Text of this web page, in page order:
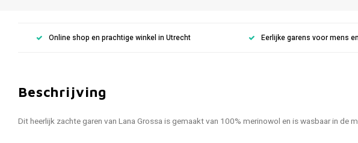
Online shop en prachtige winkel in Utrecht Eerlijke garens voor mens
Beschrijving
Dit heerlijk zachte garen van Lana Grossa is gemaakt van 100% merinowol en is wasbaar in